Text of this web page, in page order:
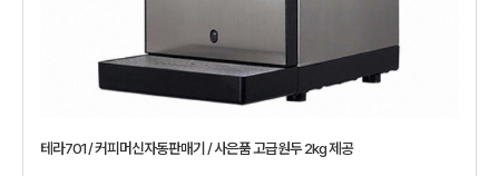
테라701 / 커피머신자동판매기 / 사은품 고급원두 2kg 제공